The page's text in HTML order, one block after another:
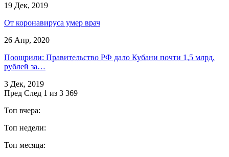
19 Дек, 2019
От коронавируса умер врач
26 Апр, 2020
Поощрили: Правительство РФ дало Кубани почти 1,5 млрд.
рублей за…
3 Дек, 2019
Пред След 1 из 3 369
Топ вчера:
Топ недели:
Топ месяца: